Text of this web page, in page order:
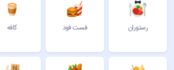
رستوران فست فود کافه